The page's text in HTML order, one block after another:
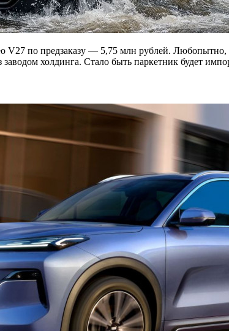
V27 по предзаказу — 5,75 млн рублей.
холдинга. Стало быть паркетник будет